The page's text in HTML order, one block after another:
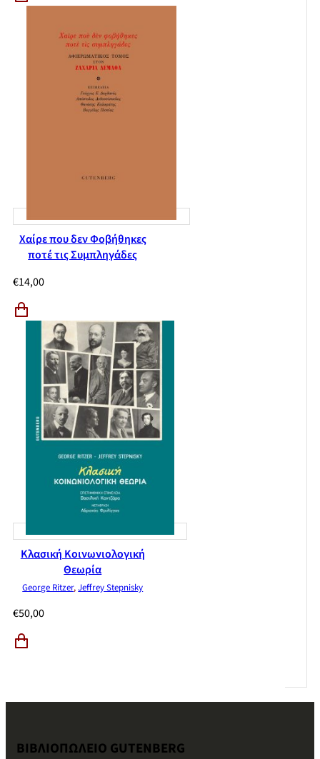
Χαίρε που δεν Φοβήθηκες
ποτέ τις Συμπληγάδες
€14,00
Κλασική Κοινωνιολογική
Θεωρία
George Ritzer,Jeffrey Stepnisky
€50,00
ΒΙΒΛΙΟΠΩΛΕΙΟ GUTENBERG